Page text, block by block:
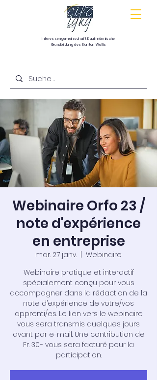
InteressengemeinschaftKaufmännische
Grundbildungdes Kanton Wallis
Webinaire Orfo 23 /
note d'expérience
en entreprise
mar. 27 janv.
Webinaire
Webinaire pratique et interactif
spécialement conçu pour vous
accompagner dans la rédaction de la
note d’expérience de votre/vos
apprenti/es. Le lien vers le webinaire
vous sera transmis quelques jours
avant par e-mail. Une contribution de
Fr. 30.- vous sera facturé pour la
participation.